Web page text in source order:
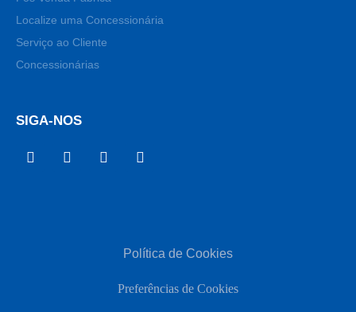
Localize uma Concessionária
Serviço ao Cliente
Concessionárias
SIGA-NOS
Política de Cookies
Preferências de Cookies